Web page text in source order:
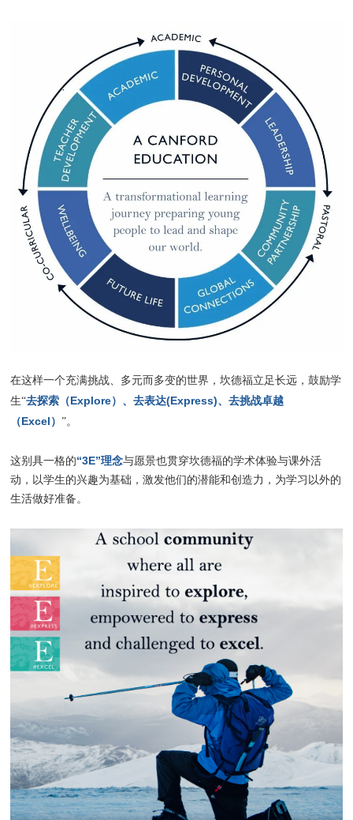
在这样一个充满挑战、多元而多变的世界，坎德福立足长远，鼓励学
生“去探索（Explore）、去表达(Express)、去挑战卓越
（Excel）”。
这别具一格的“3E”理念与愿景也贯穿坎德福的学术体验与课外活
动，以学生的兴趣为基础，激发他们的潜能和创造力，为学习以外的
生活做好准备。